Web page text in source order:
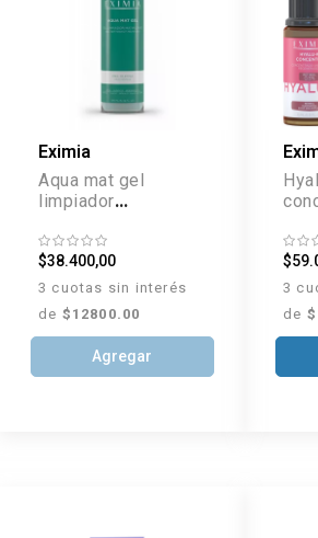
Eximia
Aqua mat gel
limpiador
$38.400,00
3 cuotas sin interés
de $12800.00
Agregar
3
de